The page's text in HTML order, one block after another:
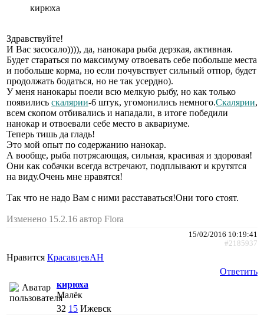
кирюха
Здравствуйте!
И Вас засосало)))), да, нанокара рыба дерзкая, активная.
Будет стараться по максимуму отвоевать себе побольше места
и побольше корма, но если почувствует сильный отпор, будет
продолжать бодаться, но не так усердно).
У меня нанокары поели всю мелкую рыбу, но как только
появились скалярии-6 штук, угомонились немного.Скалярии,
всем скопом отбивались и нападали, в итоге победили
нанокар и отвоевали себе место в аквариуме.
Теперь тишь да гладь!
Это мой опыт по содержанию нанокар.
А вообще, рыба потрясающая, сильная, красивая и здоровая!
Они как собачки всегда встречают, подплывают и крутятся
на виду.Очень мне нравятся!
Так что не надо Вам с ними расставаться!Они того стоят.
Изменено 15.2.16 автор Flora
15/02/2016 10:19:41
#2185937
Нравится КрасавцевАН
Ответить
кирюха
Малёк
32 15 Ижевск